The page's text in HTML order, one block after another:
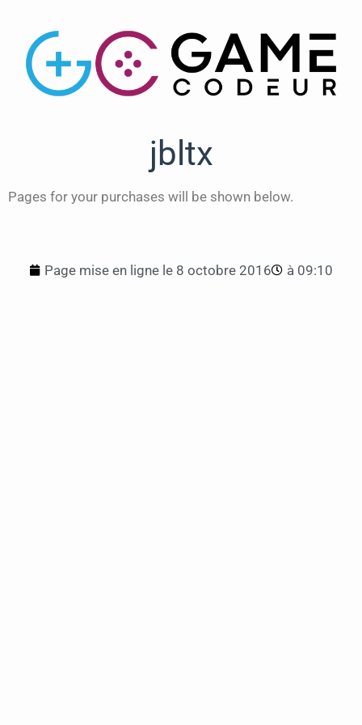
jbltx
Pages for your purchases will be shown below.
Page mise en ligne le 8 octobre 2016 à 09:10